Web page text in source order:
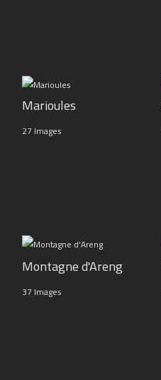
Marioules
27 Images
Montagne d'Areng
37 Images